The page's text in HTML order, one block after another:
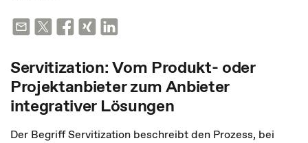
Servitization: Vom Produkt- oder
Projektanbieter zum Anbieter
integrativer Lösungen
Der Begriff Servitization beschreibt den Prozess, bei